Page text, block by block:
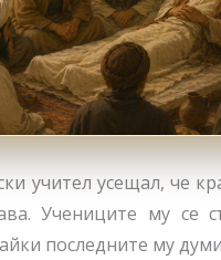
учител усещал, че
Учениците му се
последните му